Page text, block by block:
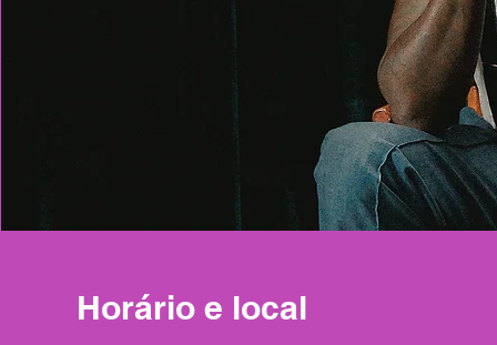
Horário e local